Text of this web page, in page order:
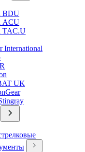
BDU
ACU
TAC.U
International
UK